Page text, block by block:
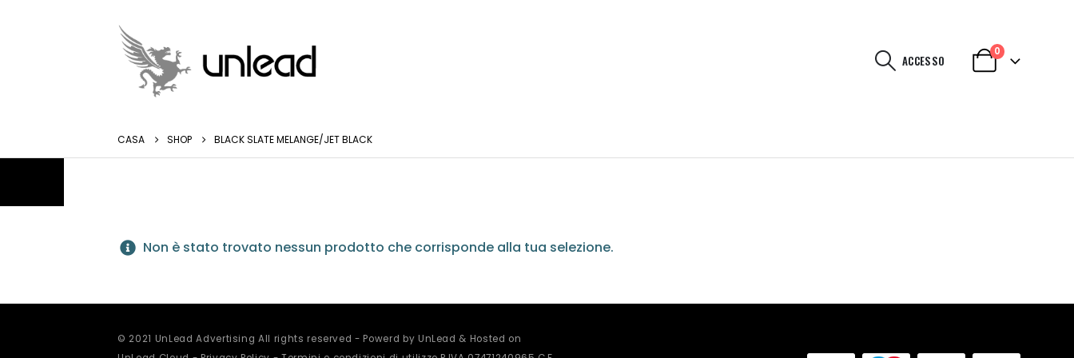
ACCESSO
0
CASA SHOP BLACK SLATE MELANGE/JET BLACK
Non è stato trovato nessun prodotto che corrisponde alla tua selezione.
© 2021 UnLead Advertising All rights reserved - Powerd by UnLead & Hosted on